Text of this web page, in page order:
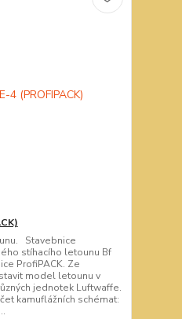
Stavebnice
stíhacího letounu Bf
ProfiPACK. Ze
model letounu v
jednotek Luftwaffe.
kamuflážních schémat: